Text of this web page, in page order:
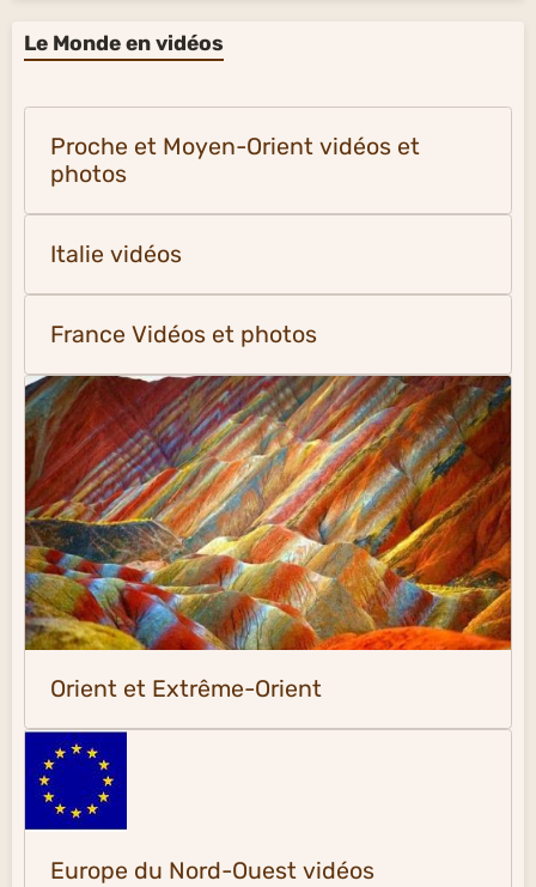
Le Monde en vidéos
Proche et Moyen-Orient vidéos et
photos
Italie vidéos
France Vidéos et photos
Orient et Extrême-Orient
Europe du Nord-Ouest vidéos